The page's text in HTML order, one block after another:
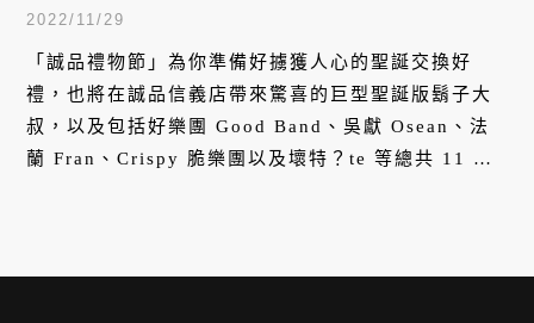
樂人輪番獻唱！
2022/11/29
「誠品禮物節」為你準備好擄獲人心的聖誕交換好
禮，也將在誠品信義店帶來驚喜的巨型聖誕版鬍子大
叔，以及包括好樂團 Good Band、吳獻 Osean、法
蘭 Fran、Crispy 脆樂團以及壞特？te 等總共 11 組